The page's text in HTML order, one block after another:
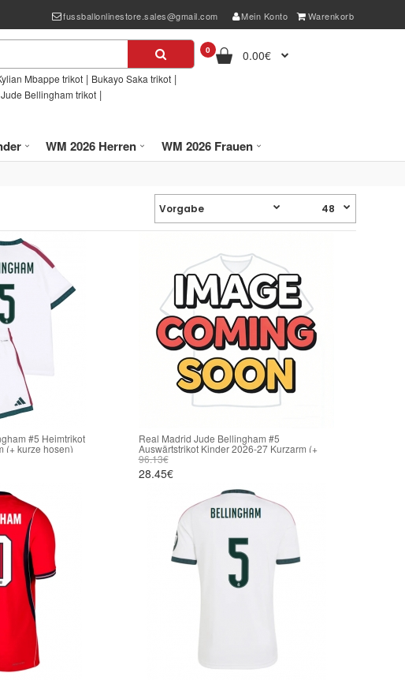
fussballonlinestore.sales@gmail.com Mein Konto Warenkorb
Mbappe trikot | Bukayo Saka trikot |
Jude Bellingham trikot |
0 0.00€
WM 2026 Herren WM 2026 Frauen
#5 Heimtrikot
(+ kurze hosen)
Real Madrid Jude Bellingham #5
Auswärtstrikot Kinder 2026-27 Kurzarm (+
kurze hosen)
96.13€
28.45€